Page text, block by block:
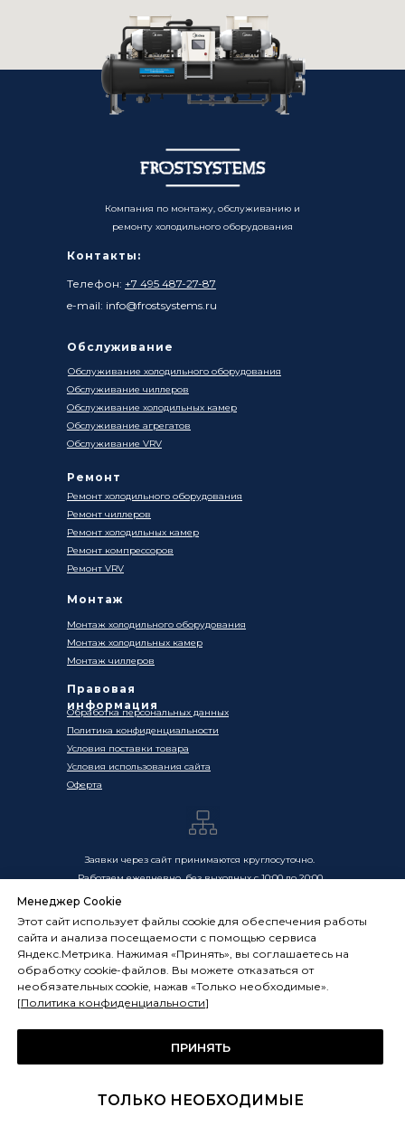
Контакты:
Телефон: +7 495 487-27-87
e-mail: info@frostsystems.ru
Ремонт
Цены, указанные на сайте, носят информационный
характер и не являются публичной офертой в смысле
ст. 437 ГК РФ. Окончательная стоимость товаров и услуг
определяется индивидуально и фиксируется в
Спецификации. Условия оказания услуг определяются
публичной офертой, размещённой по адресу:
Заявки через сайт принимаются круглосуточно.
Работаем ежедневно, без выходных с 10:00 до 20:00
Обработка персональных данных
Политика конфиденциальности
Условия поставки товара
Оферта
Условия использования сайта
Компания по монтажу, обслуживанию и
ремонту холодильного оборудования
Ремонт холодильного оборудования
Ремонт чиллеров
Ремонт холодильных камер
Ремонт компрессоров
Ремонт VRV
Монтаж
Правовая
информация
Монтаж холодильного оборудования
Монтаж чиллеров
Монтаж холодильных камер
Обслуживание
Обслуживание холодильного оборудования
Обслуживание чиллеров
Обслуживание холодильных камер
Обслуживание агрегатов
Обслуживание VRV
Менеджер Cookie
Этот сайт использует файлы cookie для обеспечения работы
сайта и анализа посещаемости с помощью сервиса
Яндекс.Метрика. Нажимая «Принять», вы соглашаетесь на
обработку cookie-файлов. Вы можете отказаться от
необязательных cookie, нажав «Только необходимые».
[Политика конфиденциальности]
ПРИНЯТЬ
ТОЛЬКО НЕОБХОДИМЫЕ